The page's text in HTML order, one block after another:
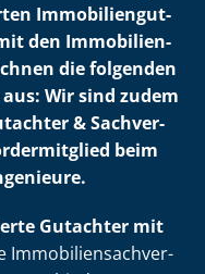
Im­mo­bi­li­en­gut­
den Im­mo­bi­li­en­
die folgenden
Wir sind zudem
& Sach­ver­
beim
Gutachter mit
Im­mo­bi­li­en­sach­ver­